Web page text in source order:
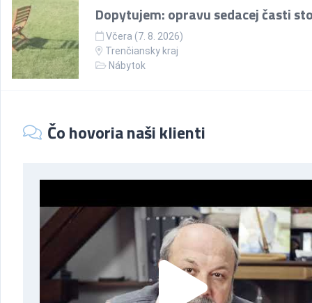
Dopytujem: opravu sedacej časti
Včera (7. 8. 2026)
Trenčiansky kraj
Nábytok
Čo hovoria naši klienti